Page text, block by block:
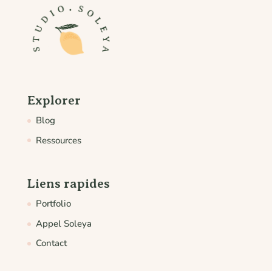
Explorer
Blog
Ressources
Liens rapides
Portfolio
Appel Soleya
Contact